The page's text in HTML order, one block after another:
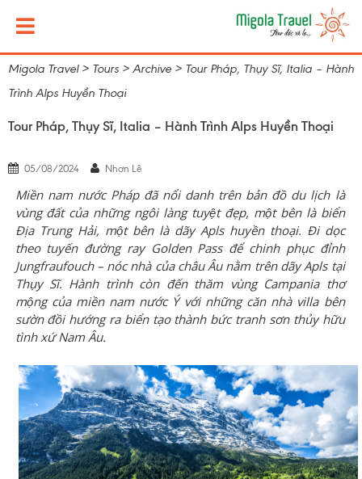
Migola Travel> Tours > Archive > Tour Pháp, Thụy Sĩ, Italia – Hành
Trình Alps Huyền Thoại
Tour Pháp, Thụy Sĩ, Italia – Hành Trình Alps Huyền Thoại
05/08/2024 Nhơn Lê
Miền nam nước Pháp đã nổi danh trên bản đồ du lịch là
vùng đất của những ngôi làng tuyệt đẹp, một bên là biển
Địa Trung Hải, một bên là dãy Apls huyền thoại. Đi dọc
theo tuyến đường ray Golden Pass để chinh phụcđỉnh
Jungfraufouch – nóc nhà của châu Âu nằm trên dãy Apls tại
Thụy Sĩ. Hành trình còn đến thăm vùng Campania thơ
mộng của miền nam nước Ý với những căn nhà villa bên
sườn đồi hướng ra biển tạo thành bức tranh sơn thủy hữu
tình xứ Nam Âu.